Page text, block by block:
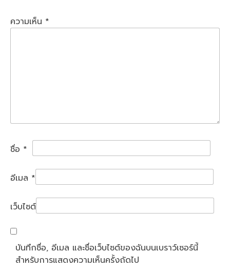
ความเห็น *
ชื่อ *
อีเมล *
เว็บไซต์
บันทึกชื่อ, อีเมล และชื่อเว็บไซต์ของฉันบนเบราว์เซอร์นี้
สำหรับการแสดงความเห็นครั้งถัดไป